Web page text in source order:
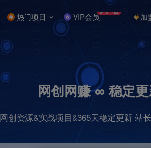
热门项目 VIP会员免费下载 加
网创网赚 ∞ 稳定
网创资源&实战项目&365天稳定更新 站